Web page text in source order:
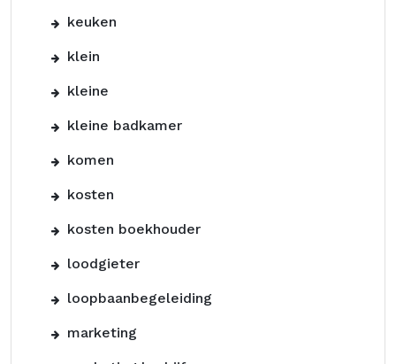
keuken
klein
kleine
kleine badkamer
komen
kosten
kosten boekhouder
loodgieter
loopbaanbegeleiding
marketing